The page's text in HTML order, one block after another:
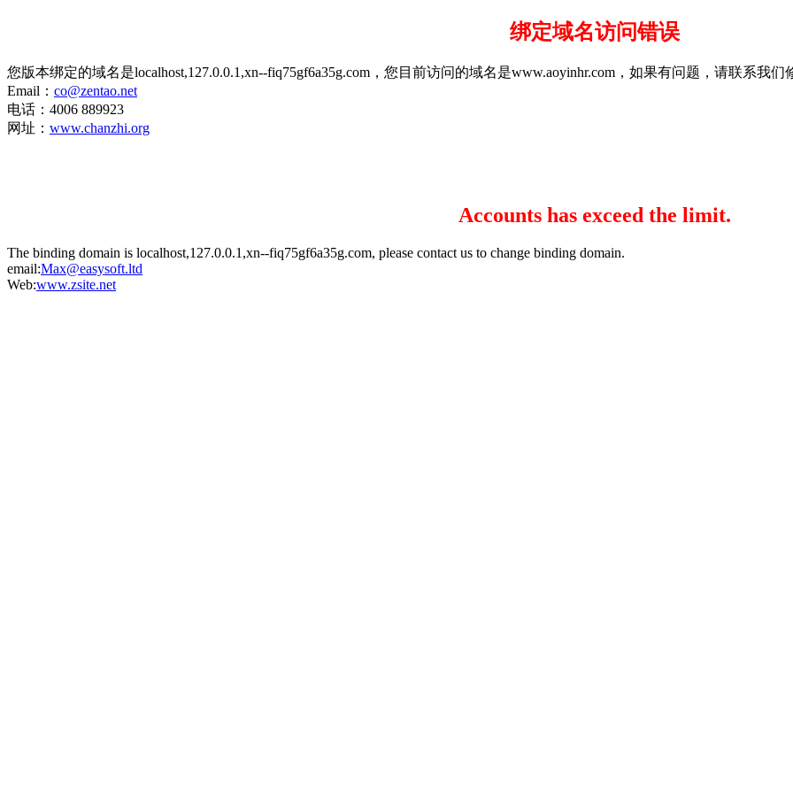
绑定域名访问错误
您版本绑定的域名是localhost,127.0.0.1,xn--fiq75gf6a35g.com，您目前访问的域名是www.aoyinhr.com，如果有问题，请联系我们
Email： co@zentao.net
电话：4006 889923
网址： www.chanzhi.org
Accounts has exceed the limit.
The binding domain is localhost,127.0.0.1,xn--fiq75gf6a35g.com, please contact us to change binding domain.
email:Max@easysoft.ltd
Web:www.zsite.net